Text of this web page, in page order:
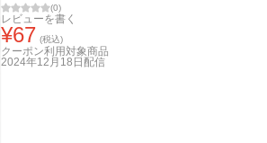
(0)
レビューを書く
¥67 (税込)
クーポン利用対象商品
2024年12月18日 配信